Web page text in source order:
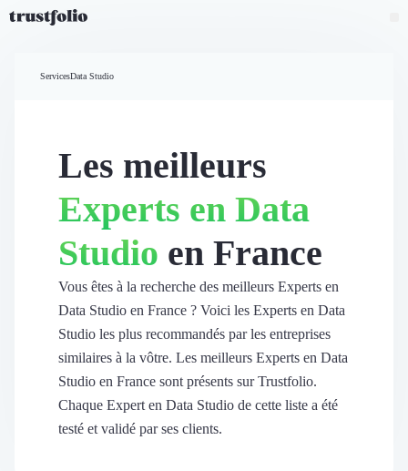
Widgets d'avis
Partage d’avis multicanal
Vidéo de témoignage
Révéler le réseau
Vitrine & média
Suivi du ROI
Voir tous nos avis clients
ServicesData Studio
Les meilleurs
Experts en Data
Studio en France
Vous êtes à la recherche des meilleurs Experts en
Data Studio en France ? Voici les Experts en Data
Studio les plus recommandés par les entreprises
similaires à la vôtre. Les meilleurs Experts en Data
Studio en France sont présents sur Trustfolio.
Chaque Expert en Data Studio de cette liste a été
testé et validé par ses clients.